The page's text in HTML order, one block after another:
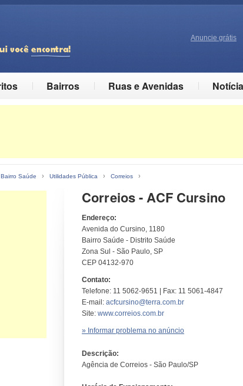
Anuncie grátis
Bairros Ruas e Avenidas
Bairro Saúde › Utilidades Pública › Correios ›
Correios - ACF Cursino
Endereço:
Avenida do Cursino, 1180
Bairro Saúde - Distrito Saúde
Zona Sul - São Paulo, SP
CEP 04132-970
Contato:
Telefone: 11 5062-9651 | Fax: 11 5061-4847
E-mail: acfcursino@terra.com.br
Site: www.correios.com.br
» Informar problema no anúncio
Descrição:
Agência de Correios - São Paulo/SP